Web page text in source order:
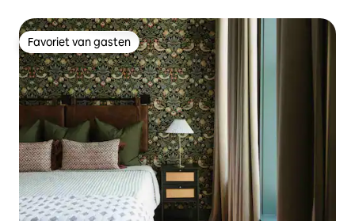
Favoriet van gasten
Favoriet van gasten